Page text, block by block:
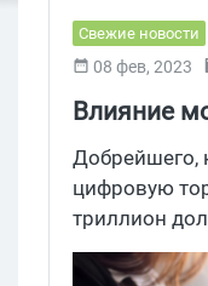
Свежие новости
08 фев, 2023
Влияние
на
Добрейшего,
цифровую
триллион